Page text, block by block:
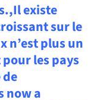
existe
sur le
n’est plus un
les pays
now a